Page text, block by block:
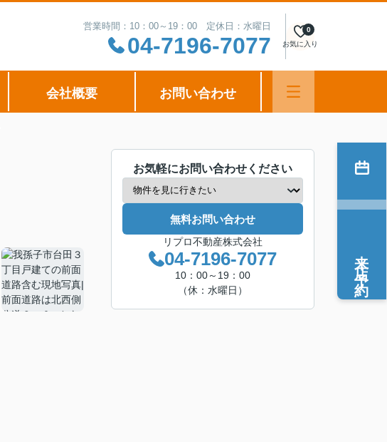
営業時間：10：00～19：00 定休日：水曜日
04-7196-7077 お気に入り
0
会社概要 お問い合わせ
お気軽にお問い合わせください
無料お問い合わせ
リプロ不動産株式会社
04-7196-7077
10：00～19：00
（休：水曜日）
来店予約